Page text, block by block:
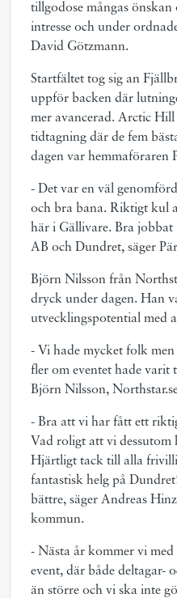
tillgodose mångas
intresse och under
David Götzmann.
Startfältet tog sig an
uppför backen där
mer avancerad. Arctic
tidtagning där de fem
dagen var hemmaföraren
- Det var en väl
och bra bana. Riktigt kul
här i Gällivare. Bra
AB och Dundret, säger
Björn Nilsson från
dryck under dagen. Han
utvecklingspotential med
- Vi hade mycket folk
fler om eventet hade varit
Björn Nilsson,
- Bra att vi har fått ett
Vad roligt att vi dessutom
Hjärtligt tack till alla
fantastisk helg på
bättre, säger Andreas
kommun.
- Nästa år kommer vi
event, där både deltagar-
än större och vi ska inte